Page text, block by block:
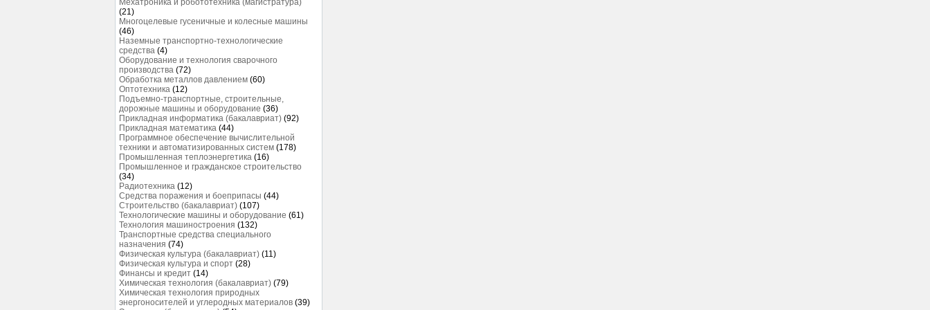
Мехатроника и робототехника (магистратура)
(21)
Многоцелевые гусеничные и колесные машины
(46)
Наземные транспортно-технологические
средства (4)
Оборудование и технология сварочного
производства (72)
Обработка металлов давлением (60)
Оптотехника (12)
Подъемно-транспортные, строительные,
дорожные машины и оборудование (36)
Прикладная информатика (бакалавриат) (92)
Прикладная математика (44)
Программное обеспечение вычислительной
техники и автоматизированных систем (178)
Промышленная теплоэнергетика (16)
Промышленное и гражданское строительство
(34)
Радиотехника (12)
Средства поражения и боеприпасы (44)
Строительство (бакалавриат) (107)
Технологические машины и оборудование (61)
Технология машиностроения (132)
Транспортные средства специального
назначения (74)
Физическая культура (бакалавриат) (11)
Физическая культура и спорт (28)
Финансы и кредит (14)
Химическая технология (бакалавриат) (79)
Химическая технология природных
энергоносителей и углеродных материалов (39)